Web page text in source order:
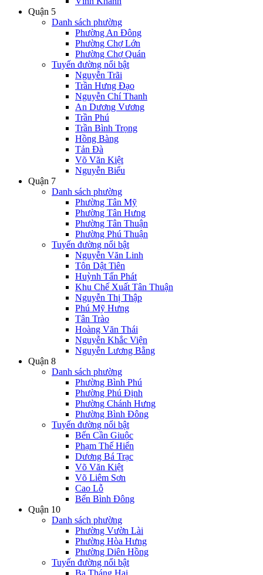
Quận 5
Danh sách phường
Phường An Đông
Phường Chợ Lớn
Phường Chợ Quán
Tuyến đường nổi bật
Nguyễn Trãi
Trần Hưng Đạo
Nguyễn Chí Thanh
An Dương Vương
Trần Phú
Trần Bình Trọng
Hồng Bàng
Tản Đà
Võ Văn Kiệt
Nguyễn Biểu
Quận 7
Danh sách phường
Phường Tân Mỹ
Phường Tân Hưng
Phường Tân Thuận
Phường Phú Thuận
Tuyến đường nổi bật
Nguyễn Văn Linh
Tôn Dật Tiên
Huỳnh Tấn Phát
Khu Chế Xuất Tân Thuận
Nguyễn Thị Thập
Phú Mỹ Hưng
Tân Trào
Hoàng Văn Thái
Nguyễn Khắc Viện
Nguyễn Lương Bằng
Quận 8
Danh sách phường
Phường Bình Phú
Phường Phú Định
Phường Chánh Hưng
Phường Bình Đông
Tuyến đường nổi bật
Bến Cần Giuộc
Phạm Thế Hiển
Dương Bá Trạc
Võ Văn Kiệt
Võ Liêm Sơn
Cao Lỗ
Bến Bình Đông
Quận 10
Danh sách phường
Phường Vườn Lài
Phường Hòa Hưng
Phường Diên Hồng
Tuyến đường nổi bật
Ba Tháng Hai